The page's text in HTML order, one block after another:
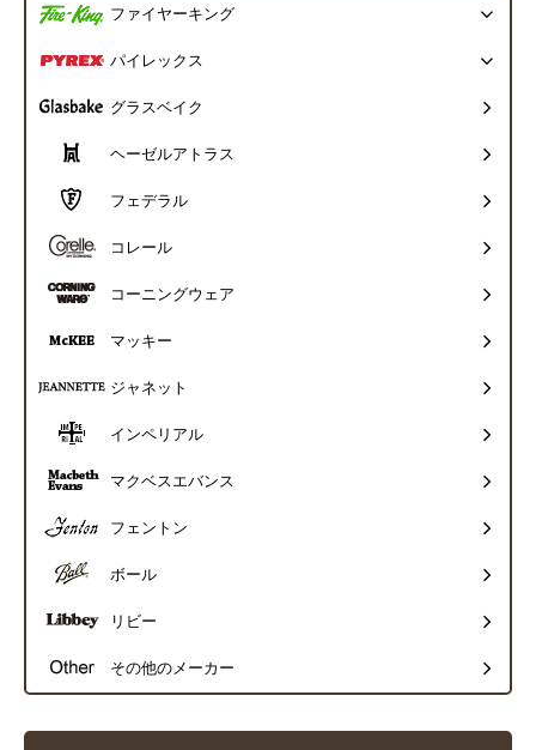
ファイヤーキング
パイレックス
グラスベイク
ヘーゼルアトラス
フェデラル
コレール
コーニングウェア
マッキー
ジャネット
インペリアル
マクベスエバンス
フェントン
ボール
リビー
その他のメーカー